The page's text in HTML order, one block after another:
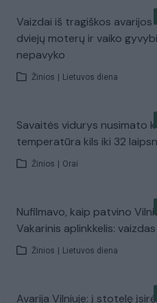
Vaizdai iš tragiškos avarijos
dviejų moterų ir vaiko
nepavyko
Žinios Lietuvos diena
Savaitės vidurys nusimato
temperatūra kils iki 32
Žinios Orai
Nufilmavo, kaip patvino
Vakarinis aplinkkelis:
Žinios Lietuvos diena
Avarija Vilniuje: į stotelę